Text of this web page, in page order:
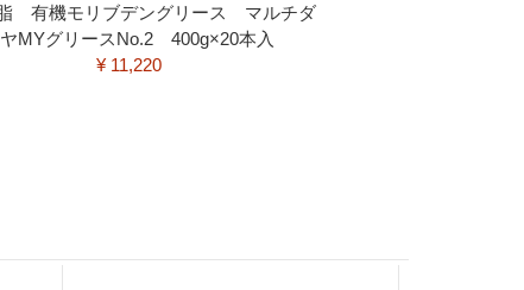
有機モリブデングリース マルチダ
MYグリースNo.2 400g×20本入
¥ 11,220